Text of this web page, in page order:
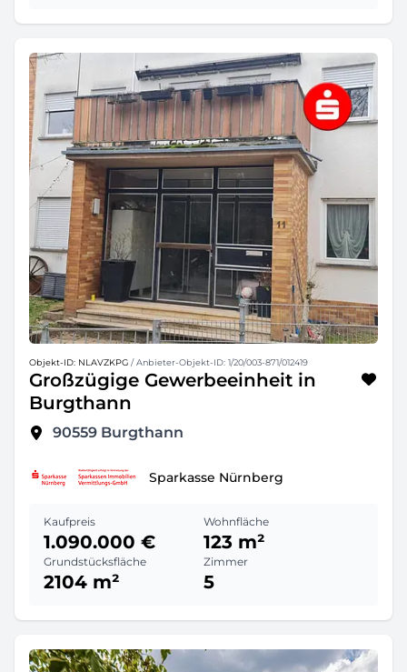
Objekt-ID: NLAVZKPG / Anbieter-Objekt-ID: 1/20/003-871/012419
Großzügige Gewerbeeinheit in
Burgthann
90559 Burgthann
Sparkasse Nürnberg
Kaufpreis
1.090.000 €
Wohnfläche
123 m²
Grundstücksfläche
2104 m²
Zimmer
5